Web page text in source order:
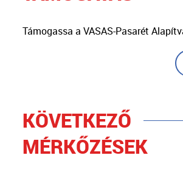
Támogassa a VASAS-Pasarét
KÖVETKEZŐ
MÉRKŐZÉSEK